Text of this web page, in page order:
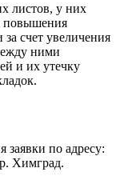
листов, у них
повышения
счет увеличения
ними
и их утечку
заявки по адресу:
Химград.